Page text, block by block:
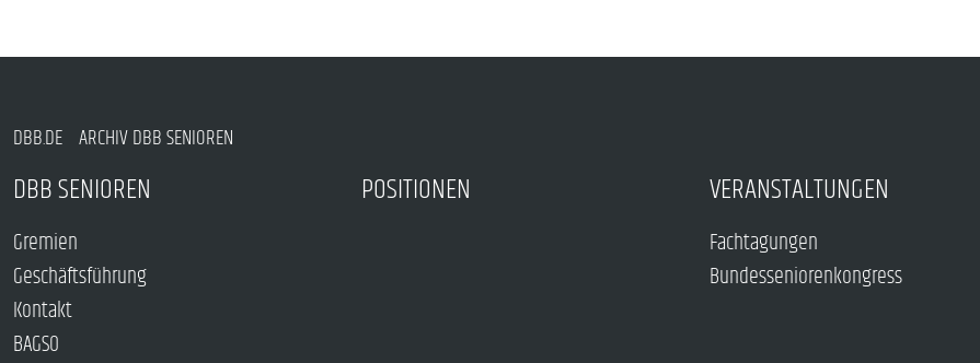
DBB.DE ARCHIV DBB SENIOREN
DBB SENIOREN
Gremien
Geschäftsführung
Kontakt
BAGSO
POSITIONEN VERANSTALTUNGEN
Fachtagungen
Bundesseniorenkongress